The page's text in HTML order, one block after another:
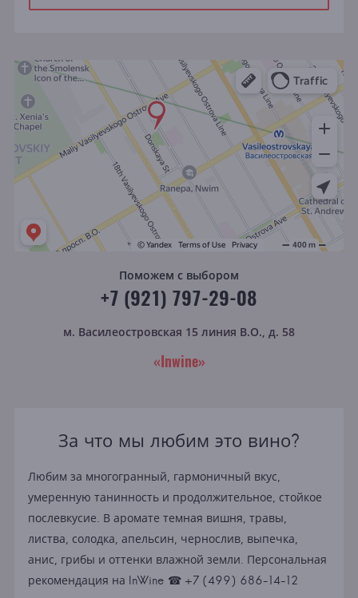
Поможем с выбором
+7 (921) 797-29-08
м. Василеостровская 15 линия В.О., д. 58
«Inwine»
За что мы любим это вино?
Любим за многогранный, гармоничный вкус,
умеренную танинность и продолжительное, стойкое
послевкусие. В аромате темная вишня, травы,
листва, солодка, апельсин, чернослив, выпечка,
анис, грибы и оттенки влажной земли. Персональная
рекомендация на InWine ☎ +7 (499) 686-14-12